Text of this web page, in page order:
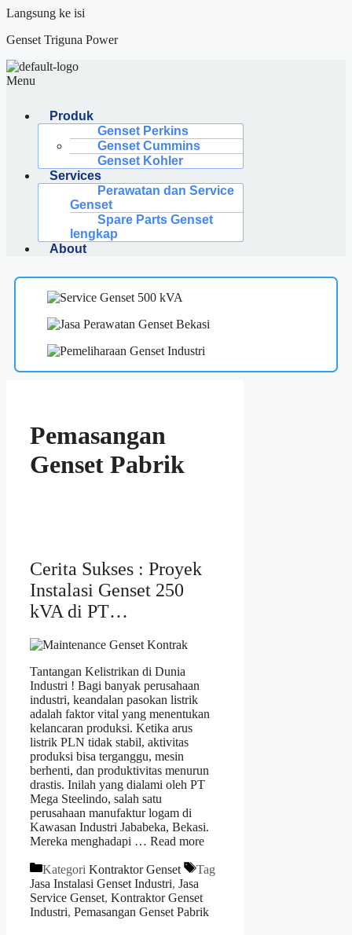
Langsung ke isi
Genset Triguna Power
Menu
Produk
Genset Perkins
Genset Cummins
Genset Kohler
Services
Perawatan dan Service
Genset
Spare Parts Genset
lengkap
About
Pemasangan
Genset Pabrik
Cerita Sukses : Proyek
Instalasi Genset 250
kVA di PT…
Tantangan Kelistrikan di Dunia
Industri ! Bagi banyak perusahaan
industri, keandalan pasokan listrik
adalah faktor vital yang menentukan
kelancaran produksi. Ketika arus
listrik PLN tidak stabil, aktivitas
produksi bisa terganggu, mesin
berhenti, dan produktivitas menurun
drastis. Inilah yang dialami oleh PT
Mega Steelindo, salah satu
perusahaan manufaktur logam di
Kawasan Industri Jababeka, Bekasi.
Mereka menghadapi … Read more
Kategori Kontraktor Genset
Tag
Jasa Instalasi Genset Industri, Jasa
Service Genset, Kontraktor Genset
Industri, Pemasangan Genset Pabrik